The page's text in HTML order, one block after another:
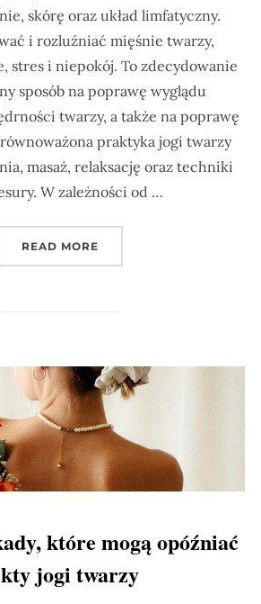
skórę oraz układ limfatyczny.
i rozluźniać mięśnie twarzy,
stres i niepokój. To zdecydowanie
sposób na poprawę wyglądu
twarzy, a także na poprawę
praktyka jogi twarzy
masaż, relaksację oraz techniki
W zależności od …
READ MORE
które mogą opóźniać
jogi twarzy